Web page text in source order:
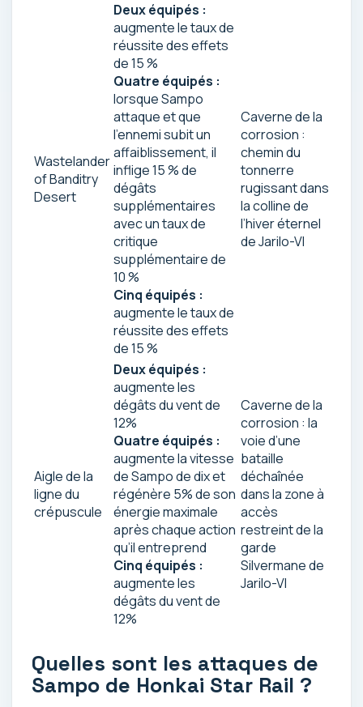
Wastelander
of Banditry
Desert
Deux équipés :
augmente le taux de
réussite des effets
de 15 %
Quatre équipés :
lorsque Sampo
attaque et que
l’ennemi subit un
affaiblissement, il
inflige 15 % de
dégâts
supplémentaires
avec un taux de
critique
supplémentaire de
10 %
Cinq équipés :
augmente le taux de
réussite des effets
de 15 %
Caverne de la
corrosion :
chemin du
tonnerre
rugissant dans
la colline de
l’hiver éternel
de Jarilo-VI
Aigle de la
ligne du
crépuscule
Deux équipés :
augmente les
dégâts du vent de
12%
Quatre équipés :
augmente la vitesse
de Sampo de dix et
régénère 5% de son
énergie maximale
après chaque action
qu’il entreprend
Cinq équipés :
augmente les
dégâts du vent de
12%
Caverne de la
corrosion : la
voie d’une
bataille
déchaînée
dans la zone à
accès
restreint de la
garde
Silvermane de
Jarilo-VI
Quelles sont les attaques de
Sampo de Honkai Star Rail ?